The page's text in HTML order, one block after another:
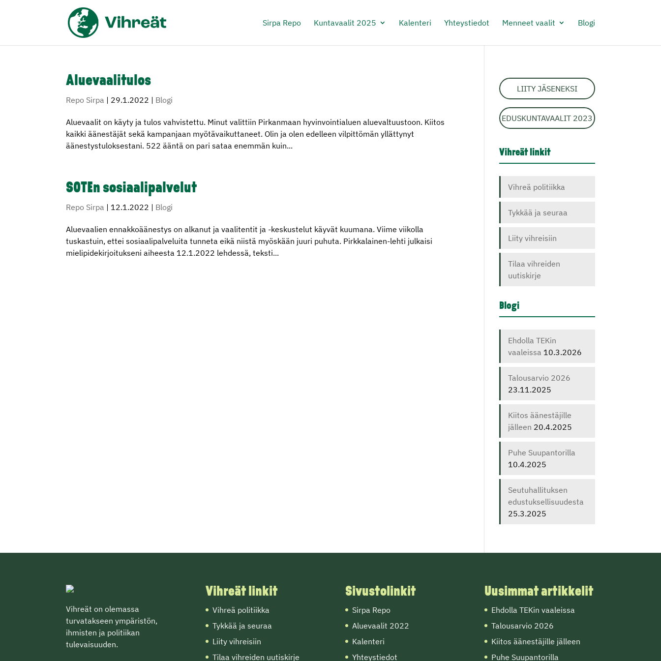
Sirpa Repo Kuntavaalit 2025 Kalenteri Yhteystiedot Menneet vaalit Blogi
Aluevaalitulos
Repo Sirpa | 29.1.2022 | Blogi
Aluevaalit on käyty ja tulos vahvistettu. Minut valittiin Pirkanmaan hyvinvointialuen aluevaltuustoon. Kiitos
kaikki äänestäjät sekä kampanjaan myötävaikuttaneet. Olin ja olen edelleen vilpittömän yllättynyt
äänestystuloksestani. 522 ääntä on pari sataa enemmän kuin...
SOTEn sosiaalipalvelut
Repo Sirpa | 12.1.2022 | Blogi
Aluevaalien ennakkoäänestys on alkanut ja vaalitentit ja -keskustelut käyvät kuumana. Viime viikolla
tuskastuin, ettei sosiaalipalveluita tunneta eikä niistä myöskään juuri puhuta. Pirkkalainen-lehti julkaisi
mielipidekirjoitukseni aiheesta 12.1.2022 lehdessä, teksti...
LIITY JÄSENEKSI
EDUSKUNTAVAALIT 2023
Vihreät linkit
Vihreä politiikka
Tykkää ja seuraa
Liity vihreisiin
Tilaa vihreiden
uutiskirje
Blogi
Ehdolla TEKin
vaaleissa 10.3.2026
Talousarvio 2026
23.11.2025
Kiitos äänestäjille
jälleen 20.4.2025
Puhe Suupantorilla
10.4.2025
Seutuhallituksen
edustuksellisuudesta
25.3.2025
Vihreät on olemassa
turvatakseen ympäristön,
ihmisten ja politiikan
tulevaisuuden.
Vihreät linkit
Vihreä politiikka
Tykkää ja seuraa
Liity vihreisiin
Tilaa vihreiden uutiskirje
Sivustolinkit
Sirpa Repo
Aluevaalit 2022
Kalenteri
Yhteystiedot
Uusimmat artikkelit
Ehdolla TEKin vaaleissa
Talousarvio 2026
Kiitos äänestäjille jälleen
Puhe Suupantorilla